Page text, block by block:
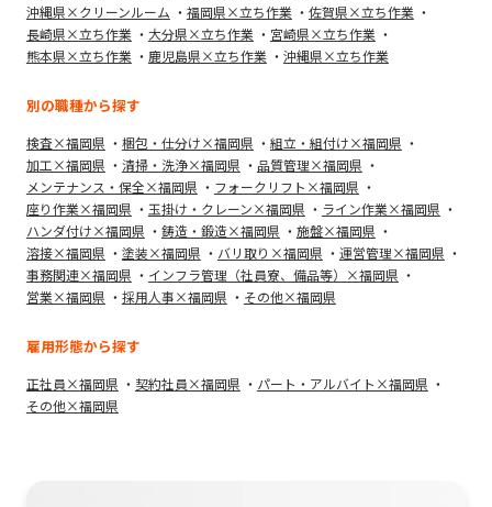
沖縄県×クリーンルーム
福岡県×立ち作業
佐賀県×立ち作業
長崎県×立ち作業
大分県×立ち作業
宮崎県×立ち作業
熊本県×立ち作業
鹿児島県×立ち作業 沖縄県×立ち作業
別の職種から探す
検査×福岡県 梱包・仕分け×福岡県
組立・組付け×福岡県
加工×福岡県
清掃・洗浄×福岡県
品質管理×福岡県
メンテナンス・保全×福岡県
フォークリフト×福岡県
座り作業×福岡県
玉掛け・クレーン×福岡県
ライン作業×福岡県
ハンダ付け×福岡県
鋳造・鍛造×福岡県
施盤×福岡県
溶接×福岡県
塗装×福岡県 バリ取り×福岡県
運営管理×福岡県
事務関連×福岡県
インフラ管理（社員寮、備品等）×福岡県
営業×福岡県
採用人事×福岡県 その他×福岡県
雇用形態から探す
正社員×福岡県 契約社員×福岡県
パート・アルバイト×福岡県
その他×福岡県